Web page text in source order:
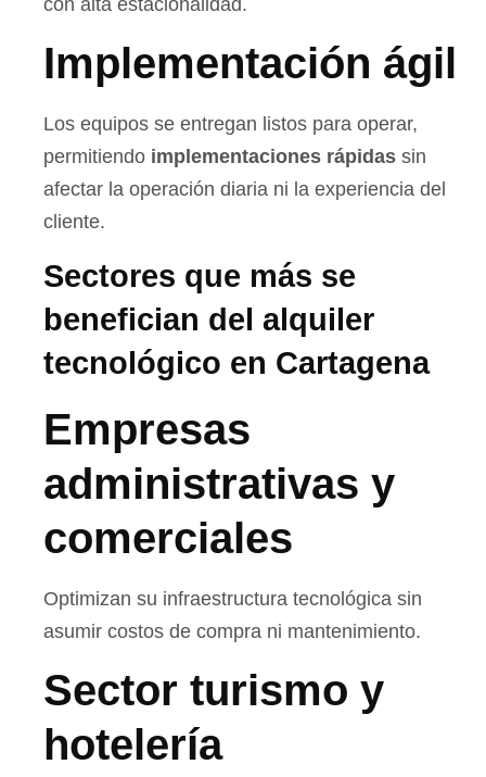
Implementación ágil
Los equipos se entregan listos para operar,
permitiendo implementaciones rápidas sin
afectar la operación diaria ni la experiencia del
cliente.
Sectores que más se
benefician del alquiler
tecnológico en Cartagena
Empresas
administrativas y
comerciales
Optimizan su infraestructura tecnológica sin
asumir costos de compra ni mantenimiento.
Sector turismo y
hotelería